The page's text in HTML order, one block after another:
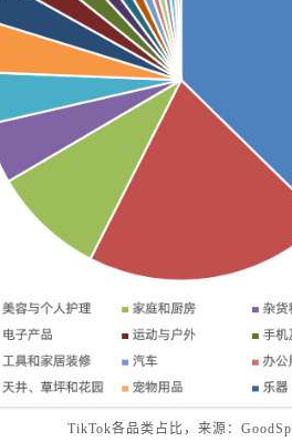
TikTok各品类占比，来源：